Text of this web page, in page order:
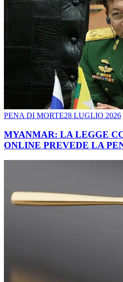
PENA DI MORTE28 LUGLIO 2026
MYANMAR: LA LEGGE
ONLINE PREVEDE LA